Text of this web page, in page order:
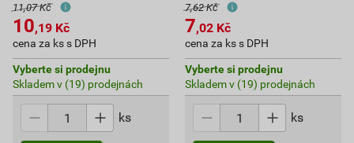
11,07 Kč
10,19 Kč
cena za ks s DPH
Vyberte si prodejnu
Skladem v (19) prodejnách
ks
7,62 Kč
7,02 Kč
cena za ks s DPH
Vyberte si prodejnu
Skladem v (19) prodejnách
ks